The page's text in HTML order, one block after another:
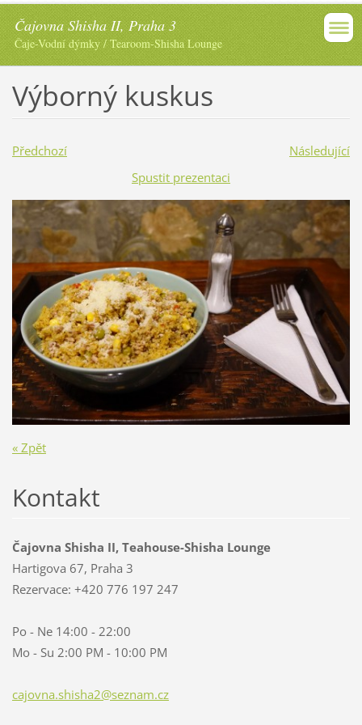
Čajovna Shisha II, Praha 3
Čaje-Vodní dýmky / Tearoom-Shisha Lounge
Výborný kuskus
Předchozí
Následující
Spustit prezentaci
« Zpět
Kontakt
Čajovna Shisha II, Teahouse-Shisha Lounge
Hartigova 67, Praha 3
Rezervace: +420 776 197 247
Po - Ne 14:00 - 22:00
Mo - Su 2:00 PM - 10:00 PM
cajovna.shisha2@seznam.cz